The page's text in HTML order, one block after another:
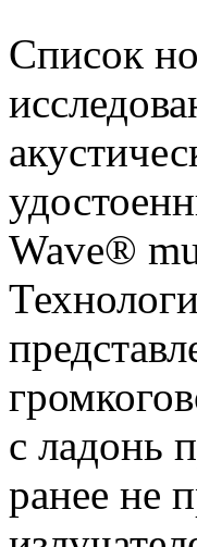
Список
Wave®
с ладонь
ранее не